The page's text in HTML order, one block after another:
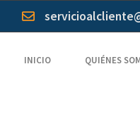
INICIO QUIÉNES